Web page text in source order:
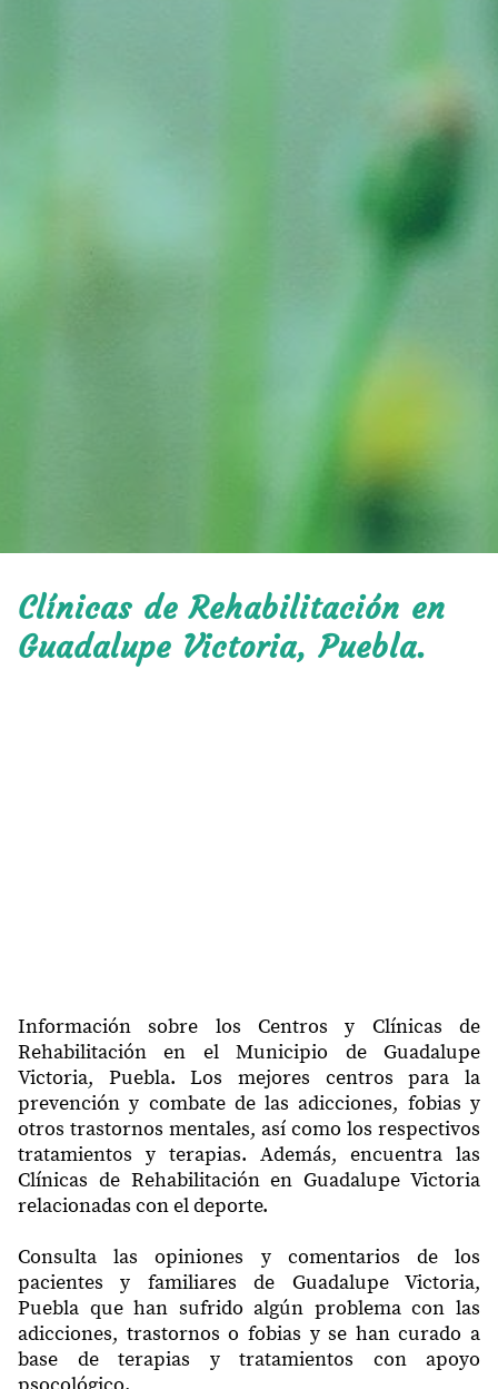
Clínicas de Rehabilitación en
Guadalupe Victoria, Puebla.
Información sobre los Centros y Clínicas de
Rehabilitación en el Municipio de Guadalupe
Victoria, Puebla. Los mejores centros para la
prevención y combate de las adicciones, fobias y
otros trastornos mentales, así como los respectivos
tratamientos y terapias. Además, encuentra las
Clínicas de Rehabilitación en Guadalupe Victoria
relacionadas con el deporte.
Consulta las opiniones y comentarios de los
pacientes y familiares de Guadalupe Victoria,
Puebla que han sufrido algún problema con las
adicciones, trastornos o fobias y se han curado a
base de terapias y tratamientos con apoyo